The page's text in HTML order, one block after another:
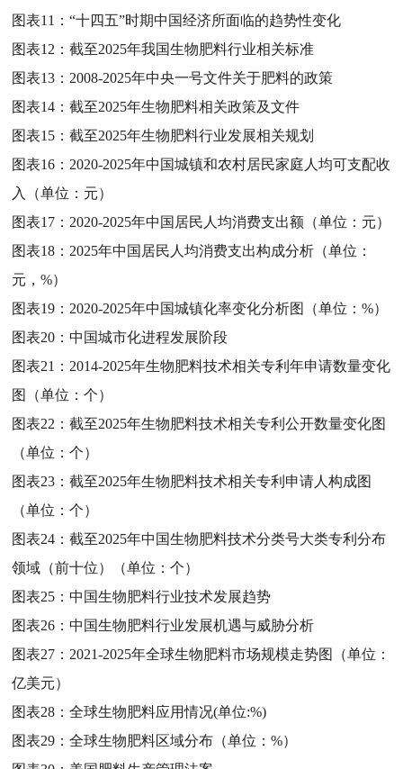
图表11：“十四五”时期中国经济所面临的趋势性变化
图表12：截至2025年我国生物肥料行业相关标准
图表13： 2008-2025年中央一号文件关于肥料的政策
图表14：截至2025年生物肥料相关政策及文件
图表15：截至2025年生物肥料行业发展相关规划
图表16： 2020-2025年中国城镇和农村居民家庭人均可支配收
入（单位：元）
图表17： 2020-2025年中国居民人均消费支出额（单位：元）
图表18： 2025年中国居民人均消费支出构成分析（单位：
元，%）
图表19： 2020-2025年中国城镇化率变化分析图（单位：%）
图表20：中国城市化进程发展阶段
图表21： 2014-2025年生物肥料技术相关专利年申请数量变化
图（单位：个）
图表22：截至2025年生物肥料技术相关专利公开数量变化图
（单位：个）
图表23：截至2025年生物肥料技术相关专利申请人构成图
（单位：个）
图表24：截至2025年中国生物肥料技术分类号大类专利分布
领域（前十位）（单位：个）
图表25：中国生物肥料行业技术发展趋势
图表26：中国生物肥料行业发展机遇与威胁分析
图表27： 2021-2025年全球生物肥料市场规模走势图（单位：
亿美元）
图表28：全球生物肥料应用情况(单位:%)
图表29：全球生物肥料区域分布（单位：%）